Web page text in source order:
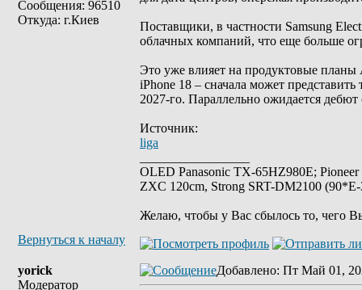
Сообщения: 96510
Откуда: г.Киев
Поставщики, в частности Samsung
облачных компаний, что еще больше
Это уже влияет на продуктовые
iPhone 18 – сначала может
2027-го. Параллельно ожидается дебют
Источник:
liga
OLED Panasonic TX-65HZ980E;
ZXC 120cm, Strong SRT-DM2100
Желаю, чтобы у Вас сбылось то, чего
Вернуться к началу
yorick
Модератор
Добавлено: Пт Май 01,